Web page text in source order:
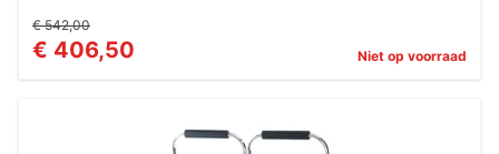
€ 542,00
€ 406,50 Niet op voorraad